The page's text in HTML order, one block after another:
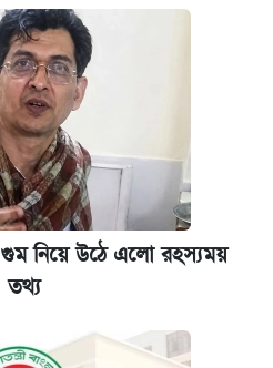
নিয়ে উঠে এলো রহস্যময়
তথ্য